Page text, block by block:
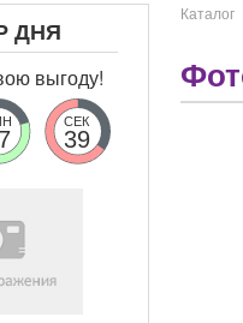
ДНЯ
выгоду!
СЕК
38
Каталог